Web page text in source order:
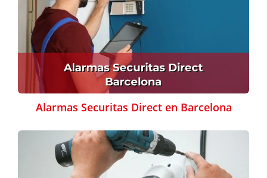
Alarmas Securitas Direct en Barcelona